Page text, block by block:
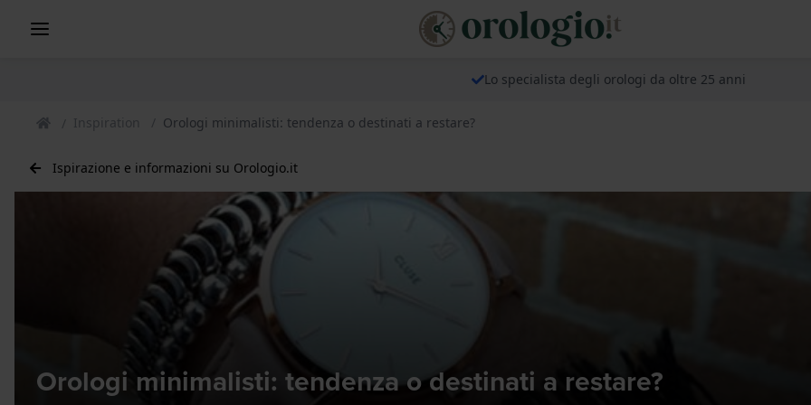
Lo specialista degli orologi da oltre 25 anni
Inspiration Orologi minimalisti: tendenza o destinati a restare?
Ispirazione e informazioni su Orologio.it
Orologi minimalisti: tendenza o destinati a restare?